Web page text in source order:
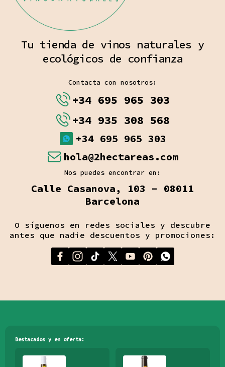
Tu tienda de vinos naturales y
ecológicos de confianza
Contacta con nosotros:
+34 695 965 303
+34 935 308 568
+34 695 965 303
hola@2hectareas.com
Nos puedes encontrar en:
Calle Casanova, 103 - 08011
Barcelona
O síguenos en redes sociales y descubre
antes que nadie descuentos y promociones:
Destacados y en oferta: